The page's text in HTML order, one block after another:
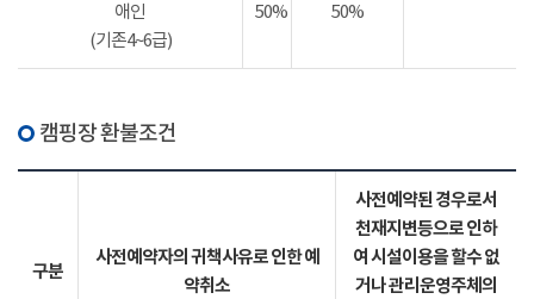
애인
(기존4~6급)
50% 50%
캠핑장 환불조건
구분
사전예약자의 귀책사유로 인한 예
약취소
사전예약된 경우로서
천재지변등으로 인하
여 시설이용을 할수 없
거나 관리운영주체의